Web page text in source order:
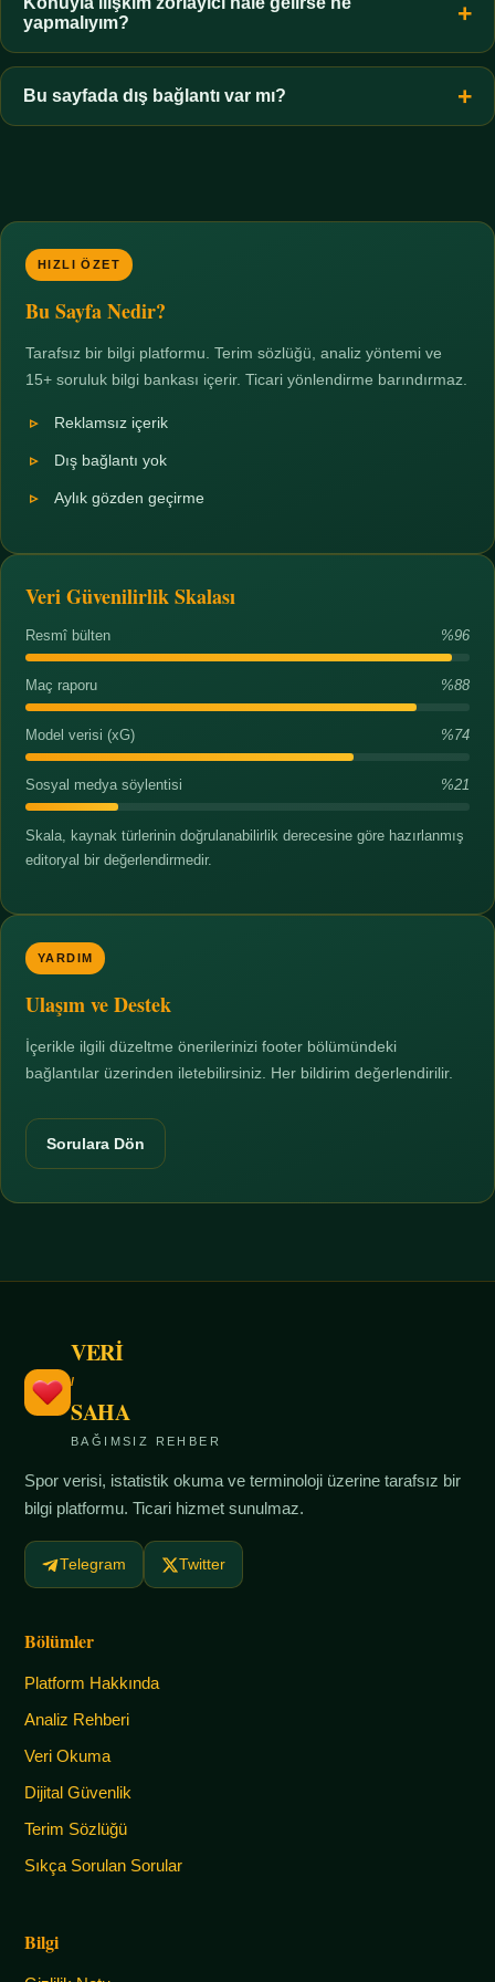
zorunluluktur.
yapmalıyım?
Zaman sınırı koyun, harcadığınız süreyi ölçün ve gerekirse
profesyonel destek alın. Türkiye'de ücretsiz danışma hatları
mevcuttur; yardım istemek güçlü bir adımdır.
Bu sayfada dış bağlantı var mı?
HIZLI ÖZET
Bu Sayfa Nedir?
Tarafsız bir bilgi platformu. Terim sözlüğü, analiz yöntemi ve
15+ soruluk bilgi bankası içerir. Ticari yönlendirme barındırmaz.
Reklamsız içerik
Dış bağlantı yok
Aylık gözden geçirme
Veri Güvenilirlik Skalası
Resmî bülten %96
Maç raporu %88
Model verisi (xG) %74
Sosyal medya söylentisi %21
Skala, kaynak türlerinin doğrulanabilirlik derecesine göre hazırlanmış
editoryal bir değerlendirmedir.
YARDIM
Ulaşım ve Destek
İçerikle ilgili düzeltme önerilerinizi footer bölümündeki
bağlantılar üzerinden iletebilirsiniz. Her bildirim değerlendirilir.
Sorulara Dön
VERİ
/
SAHA
BAĞIMSIZ REHBER
Spor verisi, istatistik okuma ve terminoloji üzerine tarafsız bir
bilgi platformu. Ticari hizmet sunulmaz.
Telegram Twitter
Bölümler
Platform Hakkında
Analiz Rehberi
Veri Okuma
Dijital Güvenlik
Terim Sözlüğü
Sıkça Sorulan Sorular
Bilgi